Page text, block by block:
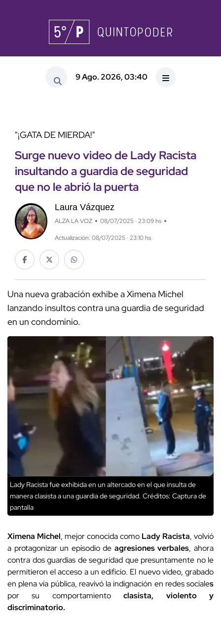
9 Ago. 2026, 03:40
"¡GATA DE MIERDA!"
Surge nuevo video de Lady Racista
insultando a guardia de seguridad
que no le abrió la puerta
Laura Vázquez
ALZA LA VOZ 08/07/2025 · 23:09 hs
Actualización: 08/07/2025 · 23:10 hs
Una nueva grabación exhibe a Ximena Michel
lanzando insultos contra una guardia de seguridad
en un condominio.
Lady Racista fue exhibida en un altercado en el que insulta de
manera clasista a una guardia de seguridad. Créditos: Captura de
pantalla
Ximena Michel, mejor conocida como Lady Racista, volvió
a protagonizar un episodio de agresiones verbales, ahora
contra dos guardias de seguridad que presuntamente no le
permitieron el acceso a un edificio. El nuevo video, grabado
en plena vía pública, reavivó la indignación en redes sociales
por su comportamientoclasista, violento y
discriminatorio.